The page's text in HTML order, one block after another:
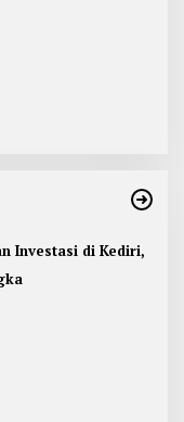
Investasi di Kediri,